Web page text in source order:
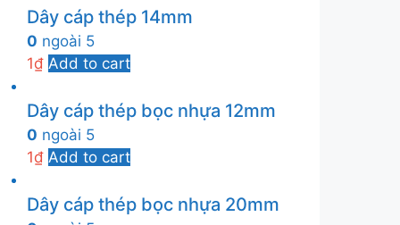
Dây cáp thép 14mm
0 ngoài 5
1₫ Add to cart
Dây cáp thép bọc nhựa 12mm
0 ngoài 5
1₫ Add to cart
Dây cáp thép bọc nhựa 20mm